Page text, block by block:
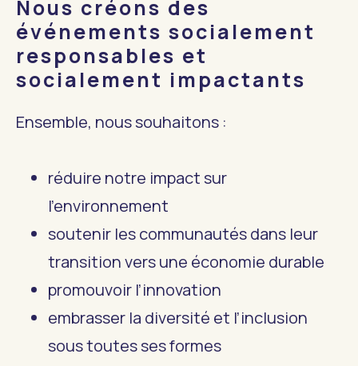
Nous créons des
événements socialement
responsables et
socialement impactants
Ensemble, nous souhaitons :
réduire notre impact sur
l’environnement
soutenir les communautés dans leur
transition vers une économie durable
promouvoir l’innovation
embrasser la diversité et l’inclusion
sous toutes ses formes